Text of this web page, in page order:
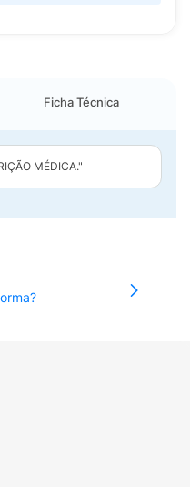
Ficha Técnica
MÉDICA."